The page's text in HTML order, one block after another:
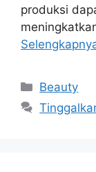
produksi
Kategori
Beauty